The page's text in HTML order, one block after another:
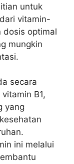
untuk
vitamin-
dosis optimal
mungkin
secara
B1,
yang
ini melalui